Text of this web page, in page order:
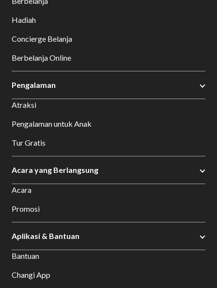
Hadiah
Concierge Belanja
Berbelanja Online
Pengalaman
Atraksi
Pengalaman untuk Anak
Tur Gratis
Acara yang Berlangsung
Acara
Promosi
Aplikasi & Bantuan
Bantuan
Changi App